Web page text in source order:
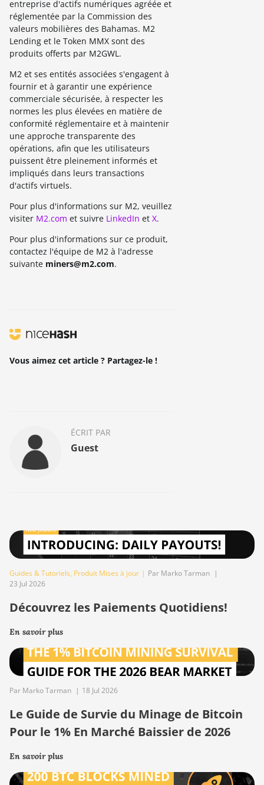
entreprise d'actifs numériques agréée et
réglementée par la Commission des
valeurs mobilières des Bahamas. M2
Lending et le Token MMX sont des
produits offerts par M2GWL.
M2 et ses entités associées s'engagent à
fournir et à garantir une expérience
commerciale sécurisée, à respecter les
normes les plus élevées en matière de
conformité réglementaire et à maintenir
une approche transparente des
opérations, afin que les utilisateurs
puissent être pleinement informés et
impliqués dans leurs transactions
d'actifs virtuels.
Pour plus d'informations sur M2, veuillez
visiter M2.com et suivre LinkedIn et X.
Pour plus d'informations sur ce produit,
contactez l'équipe de M2 à l'adresse
suivante miners@m2.com.
Vous aimez cet article ? Partagez-le !
ÉCRIT PAR
Guest
Guides & Tutoriels, Produit Mises à jour | Par Marko Tarman |
23 Jul 2026
Découvrez les Paiements Quotidiens!
En savoir plus
Par Marko Tarman | 18 Jul 2026
Le Guide de Survie du Minage de Bitcoin
Pour le 1% En Marché Baissier de 2026
En savoir plus